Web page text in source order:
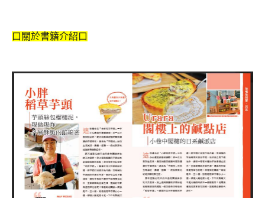
口關於書籍介紹口